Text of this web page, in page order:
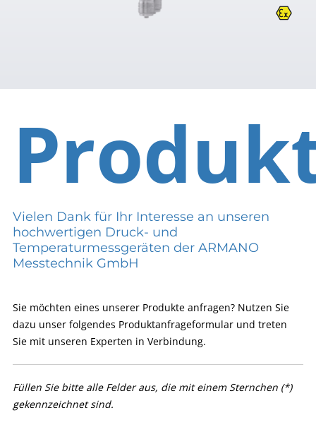
Vielen Dank für Ihr Interesse an unseren
hochwertigen Druck- und
Temperaturmessgeräten der ARMANO
Messtechnik GmbH
Sie möchten eines unserer Produkte anfragen? Nutzen Sie
dazu unser folgendes Produktanfrageformular und treten
Sie mit unseren Experten in Verbindung.
Füllen Sie bitte alle Felder aus, die mit einem Sternchen (*)
gekennzeichnet sind.